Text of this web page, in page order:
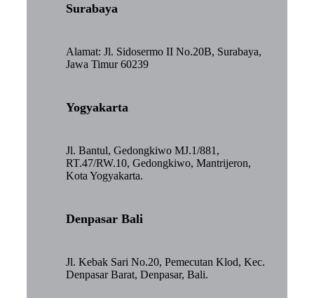
Surabaya
Alamat: Jl. Sidosermo II No.20B, Surabaya,
Jawa Timur 60239
Yogyakarta
Jl. Bantul, Gedongkiwo MJ.1/881,
RT.47/RW.10, Gedongkiwo, Mantrijeron,
Kota Yogyakarta.
Denpasar Bali
Jl. Kebak Sari No.20, Pemecutan Klod, Kec.
Denpasar Barat, Denpasar, Bali.